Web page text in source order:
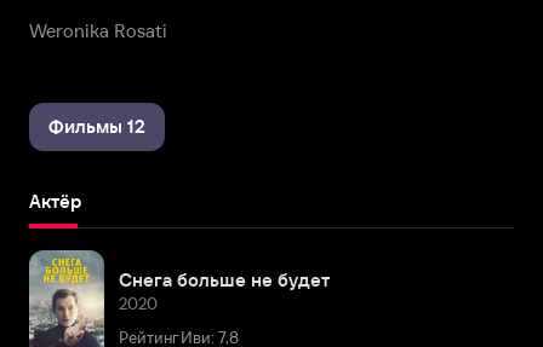
Weronika Rosati
Фильмы 12
Актёр
Снега больше не будет
2020
Рейтинг Иви: 7,8